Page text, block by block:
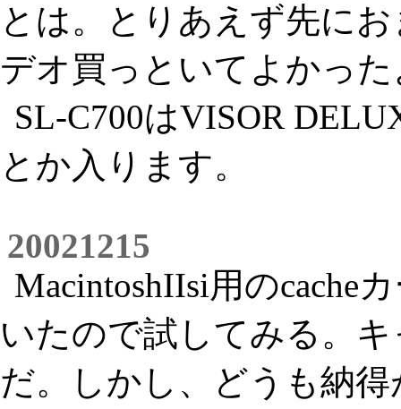
とは。とりあえず先に
デオ買っといてよかっ
SL-C700はVISOR
とか入ります。
20021215
MacintoshIIsi用のcache
いたので試してみる。
だ。しかし、どうも納